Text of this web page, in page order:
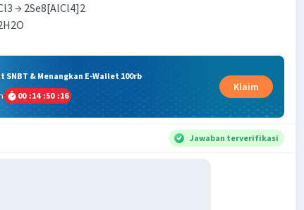
→ 2Se8[AlCl4]2
SNBT & Menangkan E-Wallet 100rb
00 :14 :50 :15
Klaim
Jawaban terverifikasi